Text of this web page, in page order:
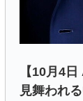
【10月4
見舞われ